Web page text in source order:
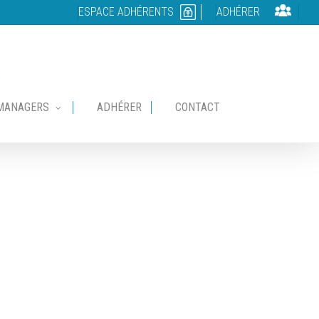
ESPACE ADHÉRENTS ADHÉRER
ADHÉRER CONTACT